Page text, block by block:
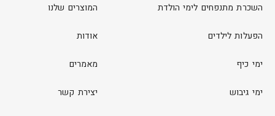
השכרת מתנפחים לימי הולדת
הפעלות לילדים
ימי כיף
ימי גיבוש
המוצרים שלנו
אודות
מאמרים
יצירת קשר